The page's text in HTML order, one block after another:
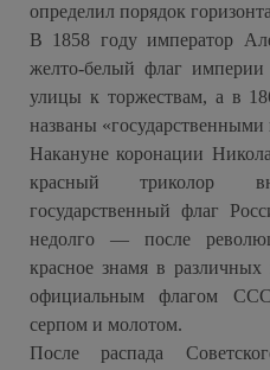
определил порядок
В 1858 году император
желто-белый флаг
улицы к торжествам, а в
названы
Накануне коронации
красный триколор
государственный флаг
недолго — после
красное знамя в
официальным флагом
серпом и молотом.
После распада